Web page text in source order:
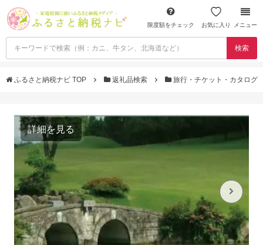
限度額をチェック お気に入り メニュー
検索
ふるさと納税ナビ TOP 返礼品検索 旅行・チケット・カタログ
詳細を見る